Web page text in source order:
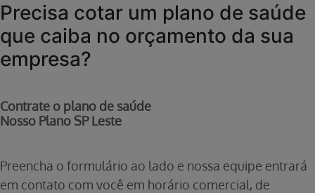
Precisa cotar um plano de saúde
que caiba no orçamento da sua
empresa?
Contrate o plano de saúde
Nosso Plano SP Leste
Preencha o formulário ao lado e nossa equipe entrará
em contato com você em horário comercial, de